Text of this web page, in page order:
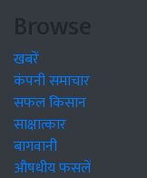
Browse
खबरें
कंपनी समाचार
सफल किसान
साक्षात्कार
बागवानी
औषधीय फसलें